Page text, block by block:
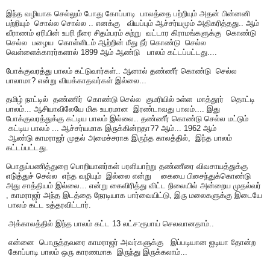
இந்த வழியாக செல்லும் போது கோப்பாடி பாலத்தை பற்றியும் அதன் பின்னனி
பற்றியும் சொல்ல சொல்ல .. எனக்கு வியப்பும் ஆச்சர்யமும் அதிகரித்தது.. ஆம்
வீராணம் ஏரியின் உபரி நீரை சிதம்பரம் சுற்று வட்டார கிராமங்களுக்கு கொண்டு
செல்ல பழைய கொள்ளிடம் ஆற்றின் மீது நீர் கொண்டு செல்ல
வெள்ளைக்காரர்களால் 1899 ஆம் ஆண்டு பாலம் கட்டப்பட்டது....
போக்குவரத்து பாலம் கட்டுவார்கள்.. ஆனால் தண்ணீர் கொண்டு செல்ல
பாலாமா? என்று வியக்காதவர்கள் இல்லை...
தமிழ் நாட்டில் தண்ணிர் கொண்டு செல்ல குமரியில் உள்ள மாத்தூர் தொட்டி
பாலம்... ஆசியாவிலேயே மிக உயரமான இரண்டாவது பாலம்.... இது
போக்குவரத்துக்கு கட்டிய பாலம் இல்லை.. தண்ணீர் கொண்டு செல்ல மட்டும்
கட்டிய பாலம் ... ஆச்சர்யமாக இருக்கின்றதா?? ஆம்... 1962 ஆம்
ஆண்டு காமராஜர் முதல் அமைச்சராக இருந்த காலத்தில், இந்த பாலம்
கட்டப்பட்டது.
பொதுப்பணித்துறை பொறியாளர்கள் பரளியாற்று தண்ணீரை விவசாயத்துக்கு
எடு்த்துச் செல்ல எந்த வழியும் இல்லை என்று கையை பிசைந்துக்கொண்டு
அது சாத்தியம் இல்லை... என்று கைவிரித்து விட்ட நிலையில் அன்றைய முதல்வர்
, காமராஜர் அந்த இடத்தை நேரடியாக பார்வையிட்டு, இரு மலைகளுக்கு இடையே
பாலம் கட்ட உத்தரவிட்டார்.
அக்காலத்தில் இந்த பாலம் கட்ட 13 லட்ச:ரூபாய் செலவானதாம்..
என்னை பொருத்தவரை காமராஜர் அவர்களுக்கு இப்படியான ஐடியா தோன்ற
கோப்பாடி பாலம் ஒரு காரணமாக இருந்து இருக்கலாம்...